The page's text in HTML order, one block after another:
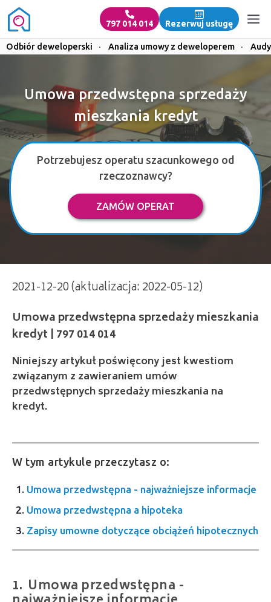
797 014 014 Rezerwuj usługę
Odbiór deweloperski · Analiza umowy z deweloperem ·
Umowa przedwstępna sprzedaży
mieszkania kredyt
Potrzebujesz operatu szacunkowego od
rzeczoznawcy?
ZAMÓW OPERAT
2021-12-20 (aktualizacja: 2022-05-12)
Umowa przedwstępna sprzedaży mieszkania
Niniejszy artykuł poświęcony jest kwestiom
związanym z zawieraniem umów
przedwstępnych sprzedaży mieszkania na
kredyt.
W tym artykule przeczytasz o:
Umowa przedwstępna - najważniejsze informacje
Umowa przedwstępna a hipoteka
Zapisy umowne dotyczące obciążeń hipotecznych
Umowa przedwstępna -